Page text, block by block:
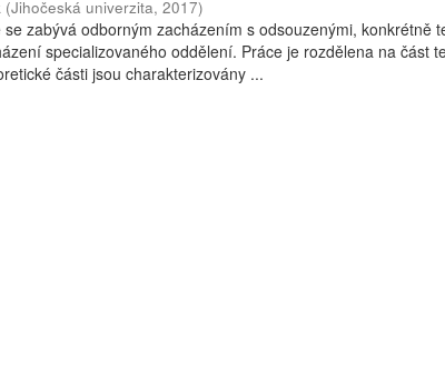
(Jihočeská univerzita,2017)
se zabývá odborným zacházením s odsouzenými, konkrétně
specializovaného oddělení. Práce je rozdělena na část
části jsou charakterizovány ...